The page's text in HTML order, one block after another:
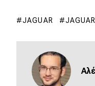
DRIVE USED
JAGUAR